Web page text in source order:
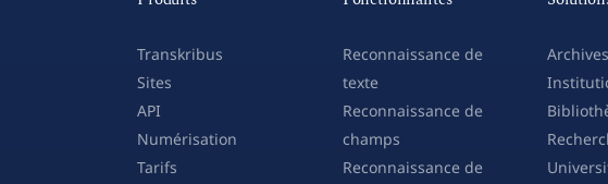
Transkribus
Sites
API
Numérisation
Tarifs
Reconnaissance de
texte
Reconnaissance de
champs
Reconnaissance de